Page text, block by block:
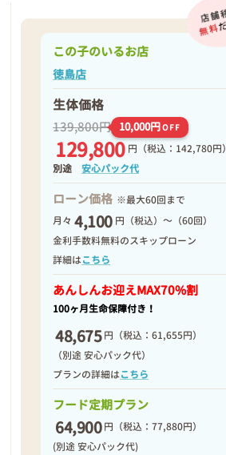
この子のいるお店
徳島店
生体価格
139,800円 10,000円OFF
129,800 円 （税込：142,780円）
別途安心パック代
ローン価格 ※最大60回まで
月々 4,100 円（税込）～（60回）
金利手数料無料のスキップローン
詳細はこちら
あんしんお迎えMAX70%割
100ヶ月生命保障付き！
48,675 円 （税込：61,655円）
（別途 安心パック代）
プランの詳細はこちら
フード定期プラン
64,900 円 （税込：77,880円）
(別途 安心パック代)